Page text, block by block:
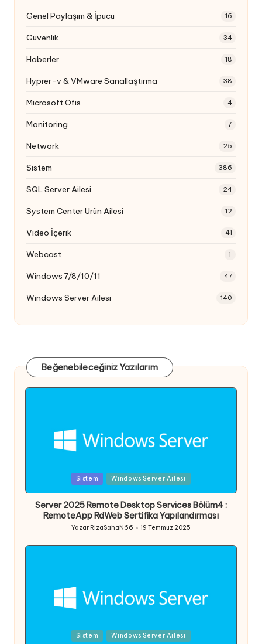
Genel Paylaşım & İpucu 16
Güvenlik 34
Haberler 18
Hyprer-v & VMware Sanallaştırma 38
Microsoft Ofis 4
Monitoring 7
Network 25
Sistem 386
SQL Server Ailesi 24
System Center Ürün Ailesi 12
Video İçerik 41
Webcast 1
Windows 7/8/10/11 47
Windows Server Ailesi 140
Beğenebileceğiniz Yazılarım
Sistem Windows Server Ailesi
Server 2025 Remote Desktop Services Bölüm4 :
RemoteApp RdWeb Sertifika Yapılandırması
Yazar RizaSahaN66 19 Temmuz 2025
Sistem Windows Server Ailesi